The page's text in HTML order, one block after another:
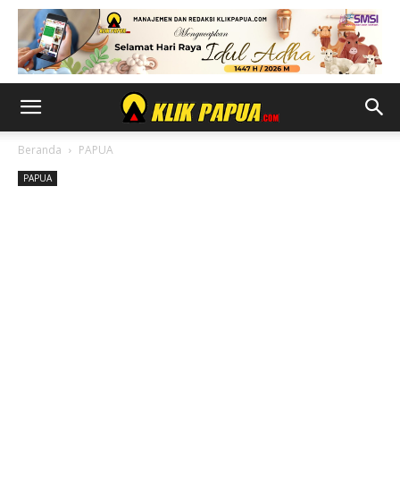
Beranda PAPUA
PAPUA